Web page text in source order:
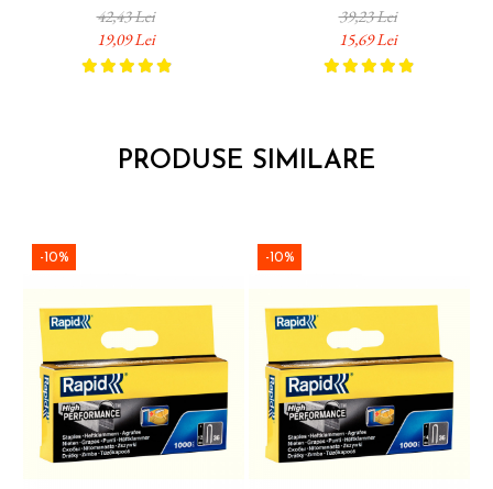
mobilier metalic, 20 bucati
5000671
42,43 Lei
19,09 Lei
auto, 50 bucati 5000405
39,23 Lei
15,69 Lei
PRODUSE SIMILARE
-10% -10%